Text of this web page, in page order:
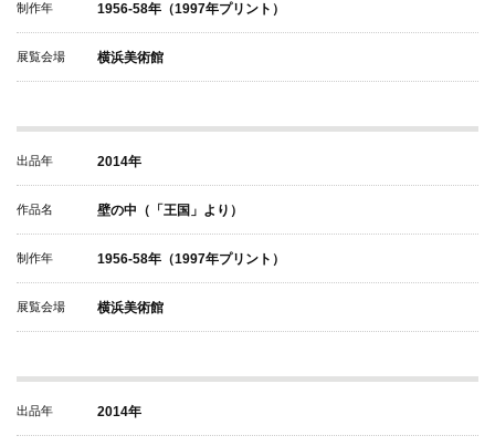
制作年 1956-58年（1997年プリント）
展覧会場 横浜美術館
出品年 2014年
作品名 壁の中（「王国」より）
制作年 1956-58年（1997年プリント）
展覧会場 横浜美術館
出品年 2014年